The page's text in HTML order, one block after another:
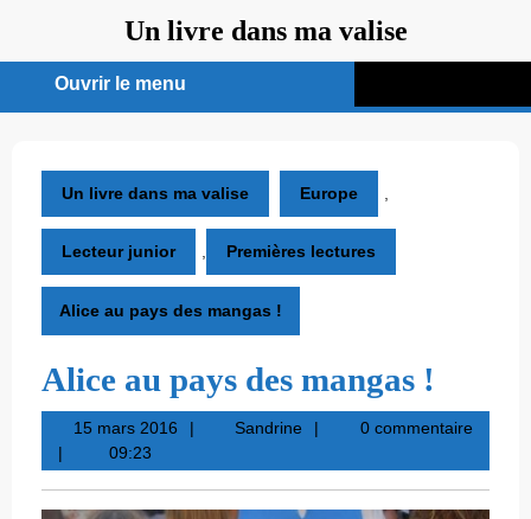
contenu
Un livre dans ma valise
Ouvrir le menu
menu
Un livre dans ma valise Europe
Lecteur junior Premières lectures
Alice au pays des mangas !
Alice au pays des mangas !
15 mars 201615
2016
SandrineSandrine0 commentaire
09:23